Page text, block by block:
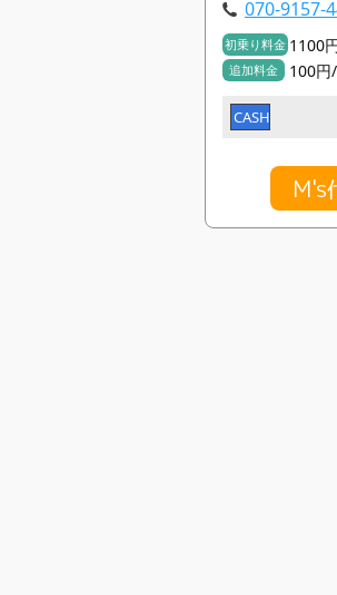
070-9157-
初乗り料金 1100
追加料金 100円
CASH
M's